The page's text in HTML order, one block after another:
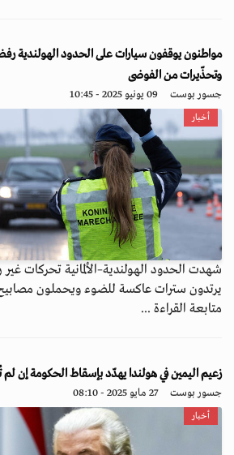
مواطنون يوقفون سيارات على الحدود الهولندية
وتحذّيرات من الفوضى
جسور بوست 09 يونيو 2025 - 10:45
أخبار
شهدت الحدود الهولندية–الألمانية تحركات
يرتدون سترات عاكسة للضوء ويحملون
متابعة القراءة ...
زعيم اليمين في هولندا يهدّد بإسقاط الحكومة إن
جسور بوست 27 مايو 2025 - 08:10
أخبار